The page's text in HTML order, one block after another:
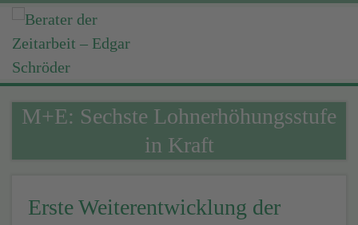
M+E: Sechste Lohnerhöhungsstufe
in Kraft
Erste Weiterentwicklung der